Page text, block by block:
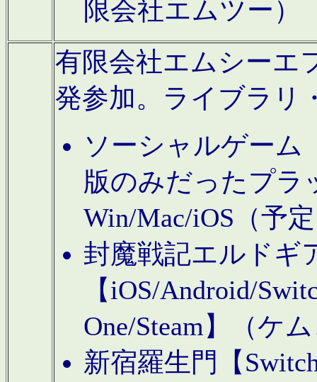
限会社エムツー）
有限会社エムシーエ
発参加。ライブラリ
ソーシャルゲーム
版のみだったプラ
Win/Mac/iOS（予
封魔戦記エルドギ
【iOS/Android/
One/Steam】（ケ
新宿羅生門【